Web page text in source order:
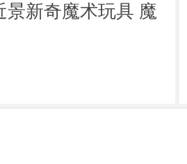
景新奇魔术玩具 魔